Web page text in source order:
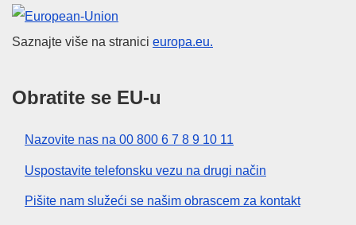
Europska unija
Saznajte više na stranici europa.eu.
Obratite se EU-u
Nazovite nas na 00 800 6 7 8 9 10 11
Uspostavite telefonsku vezu na drugi način
Pišite nam služeći se našim obrascem za kontakt